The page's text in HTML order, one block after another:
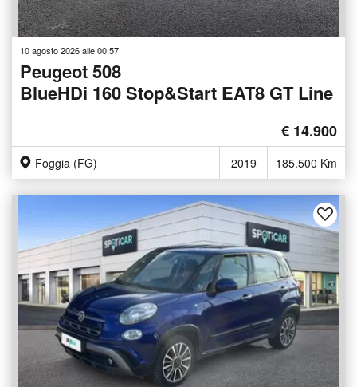
10 agosto 2026 alle 00:57
Peugeot 508
BlueHDi 160 Stop&Start EAT8 GT Line
€ 14.900
Foggia (FG) 2019 185.500 Km